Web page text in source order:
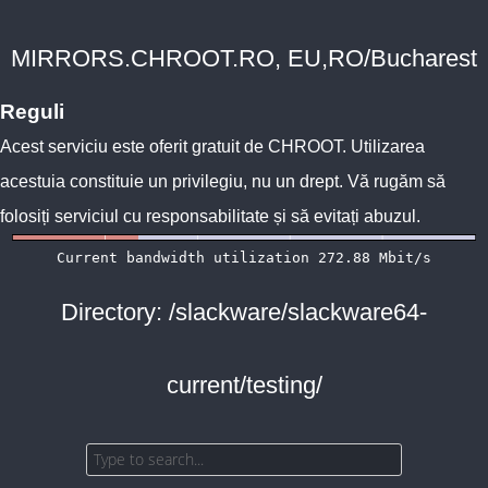
MIRRORS.CHROOT.RO, EU,RO/Bucharest
Reguli
Acest serviciu este oferit gratuit de CHROOT. Utilizarea
acestuia constituie un privilegiu, nu un drept. Vă rugăm să
folosiți serviciul cu responsabilitate și să evitați abuzul.
Directory: /slackware/slackware64-
current/testing/